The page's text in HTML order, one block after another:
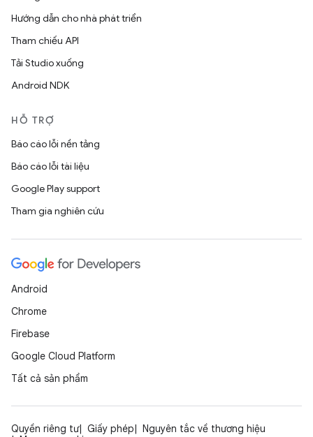
Hướng dẫn cho nhà phát triển
Tham chiếu API
Tải Studio xuống
Android NDK
HỖ TRỢ
Báo cáo lỗi nền tảng
Báo cáo lỗi tài liệu
Google Play support
Tham gia nghiên cứu
Android
Chrome
Firebase
Google Cloud Platform
Tất cả sản phẩm
Quyền riêng tư Giấy phép
Nguyên tắc về thương hiệu